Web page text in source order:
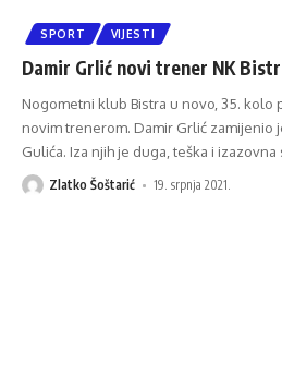
SPORT VIJESTI
Damir Grlić novi trener NK
Nogometni klub Bistra u novo, 35. kolo
novim trenerom. Damir Grlić zamijenio
Gulića. Iza njih je duga, teška i izazovna
Zlatko Šoštarić 19. srpnja 2021.